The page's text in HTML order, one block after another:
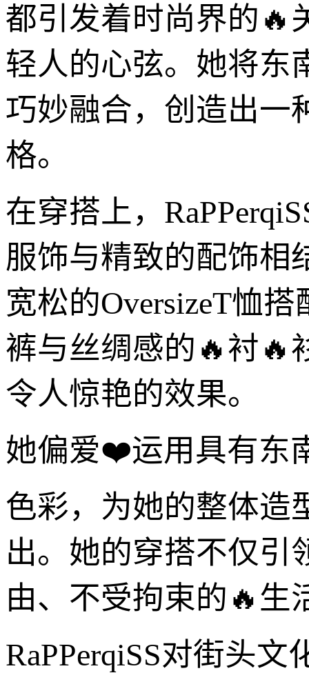
都引发着时尚界的🔥
轻人的心弦。她将东
巧妙融合，创造出一
格。
在穿搭上，
服饰与精致的配饰相
宽松的OversizeT恤
裤与丝绸感的🔥衬🔥
令人惊艳的效果。
她偏爱❤️运用具有东
色彩，为她的整体造
出。她的穿搭不仅引
由、不受拘束的🔥生
RaPPerqiSS对街头